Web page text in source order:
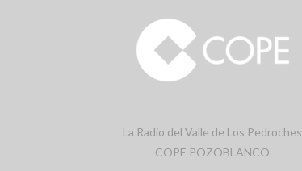
La Radio del Valle de Los Pedroches
COPE POZOBLANCO